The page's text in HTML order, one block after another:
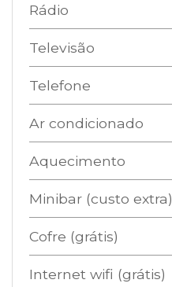
Rádio
Televisão
Telefone
Ar condicionado
Aquecimento
Minibar (custo extra)
Cofre (grátis)
Internet wifi (grátis)